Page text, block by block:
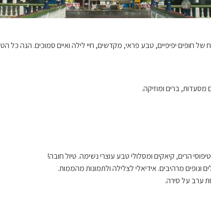
מסעדות, ברים ומוזיקה.
הרים, קיאקים ומסלולי טבע עוצרי נשימה. טיול חובה!
ונופים מרהיבים. אידיאלי לצלילה ולתמונות מהממות.
ערב על סירה.